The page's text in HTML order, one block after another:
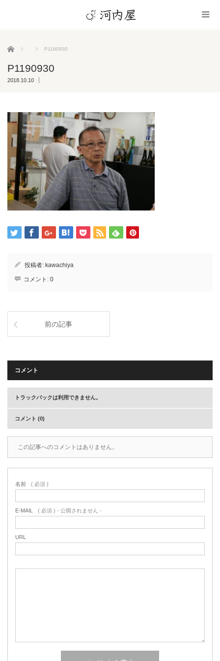
ホーム P1190930
P1190930
2018.10.10
投稿者: kawachiya
コメント: 0
前の記事
コメント
トラックバックは利用できません。
コメント (0)
この記事へのコメントはありません。
名前 ( 必須 )
E-MAIL ( 必須 ) - 公開されません -
URL